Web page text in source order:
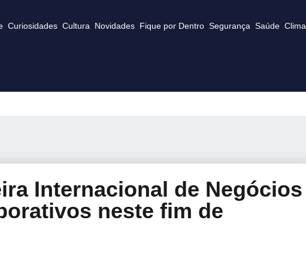
Curiosidades Cultura Novidades Fique por Dentro Segurança Saúde Clima
Internacional de Negócios
neste fim de